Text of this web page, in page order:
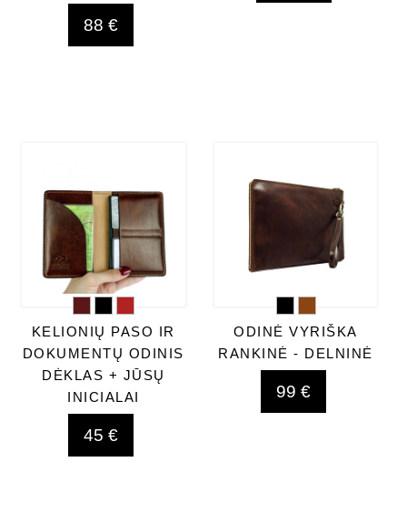
88 €
KELIONIŲ PASO IR
DOKUMENTŲ ODINIS
DĖKLAS + JŪSŲ
INICIALAI
45 €
ODINĖ VYRIŠKA
RANKINĖ - DELNINĖ
99 €